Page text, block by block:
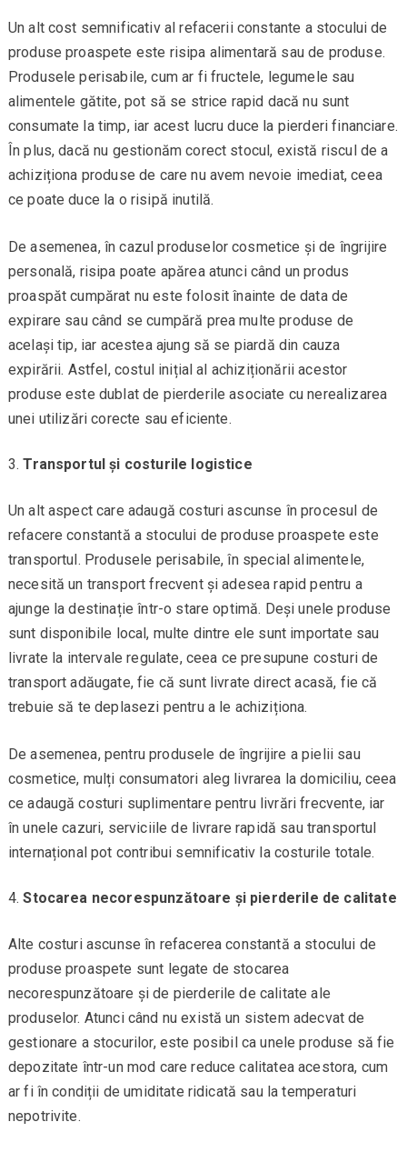
Un alt cost semnificativ al refacerii constante a stocului de
produse proaspete este risipa alimentară sau de produse.
Produsele perisabile, cum ar fi fructele, legumele sau
alimentele gătite, pot să se strice rapid dacă nu sunt
consumate la timp, iar acest lucru duce la pierderi financiare.
În plus, dacă nu gestionăm corect stocul, există riscul de a
achiziționa produse de care nu avem nevoie imediat, ceea
ce poate duce la o risipă inutilă.
De asemenea, în cazul produselor cosmetice și de îngrijire
personală, risipa poate apărea atunci când un produs
proaspăt cumpărat nu este folosit înainte de data de
expirare sau când se cumpără prea multe produse de
același tip, iar acestea ajung să se piardă din cauza
expirării. Astfel, costul inițial al achiziționării acestor
produse este dublat de pierderile asociate cu nerealizarea
unei utilizări corecte sau eficiente.
Transportul și costurile logistice
Un alt aspect care adaugă costuri ascunse în procesul de
refacere constantă a stocului de produse proaspete este
transportul. Produsele perisabile, în special alimentele,
necesită un transport frecvent și adesea rapid pentru a
ajunge la destinație într-o stare optimă. Deși unele produse
sunt disponibile local, multe dintre ele sunt importate sau
livrate la intervale regulate, ceea ce presupune costuri de
transport adăugate, fie că sunt livrate direct acasă, fie că
trebuie să te deplasezi pentru a le achiziționa.
De asemenea, pentru produsele de îngrijire a pielii sau
cosmetice, mulți consumatori aleg livrarea la domiciliu, ceea
ce adaugă costuri suplimentare pentru livrări frecvente, iar
în unele cazuri, serviciile de livrare rapidă sau transportul
internațional pot contribui semnificativ la costurile totale.
Stocarea necorespunzătoare și pierderile de calitate
Alte costuri ascunse în refacerea constantă a stocului de
produse proaspete sunt legate de stocarea
necorespunzătoare și de pierderile de calitate ale
produselor. Atunci când nu există un sistem adecvat de
gestionare a stocurilor, este posibil ca unele produse să fie
depozitate într-un mod care reduce calitatea acestora, cum
ar fi în condiții de umiditate ridicată sau la temperaturi
nepotrivite.